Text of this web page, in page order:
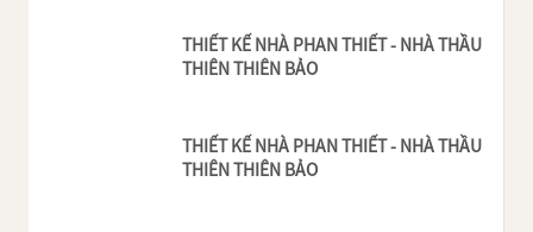
THIẾT KẾ NHÀ PHAN THIẾT - NHÀ THẦU
THIÊN THIÊN BẢO
THIẾT KẾ NHÀ PHAN THIẾT - NHÀ THẦU
THIÊN THIÊN BẢO